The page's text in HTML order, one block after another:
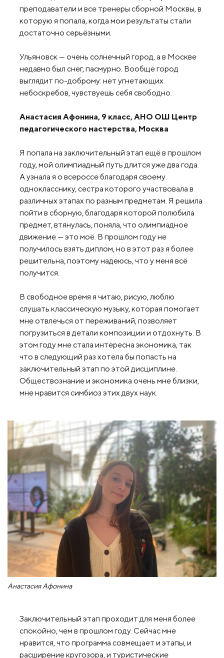
преподаватели и все тренеры сборной Москвы, в
которую я попала, когда мои результаты стали
достаточно серьёзными.
Ульяновск — очень солнечный город, а в Москве
недавно был снег, пасмурно. Вообще город
выглядит по-доброму: нет угнетающих
небоскребов, чувствуешь себя свободно.
Анастасия Афонина, 9 класс, АНО ОШ Центр
педагогического мастерства, Москва
Я попала на заключительный этап ещё в прошлом
году, мой олимпиадный путь длится уже два года.
А узнала я о всероссе благодаря своему
однокласснику, сестра которого участвовала в
различных этапах по разным предметам. Я решила
пойти в сборную, благодаря которой полюбила
предмет, втянулась, поняла, что олимпиадное
движение — это моё. В прошлом году не
получилось взять диплом, но в этот раз я более
решительна, поэтому надеюсь, что у меня всё
получится.
В свободное время я читаю, рисую, люблю
слушать классическую музыку, которая помогает
мне отвлечься от переживаний, позволяет
погрузиться в детали композиции и отдохнуть. В
этом году мне стала интересна экономика, так
что в следующий раз хотела бы попасть на
заключительный этап по этой дисциплине.
Обществознание и экономика очень мне близки,
мне нравится симбиоз этих двух наук.
Анастасия Афонина
Заключительный этап проходит для меня более
спокойно, чем в прошлом году. Сейчас мне
нравится, что программа совмещает и этапы, и
расширение кругозора, и туристические